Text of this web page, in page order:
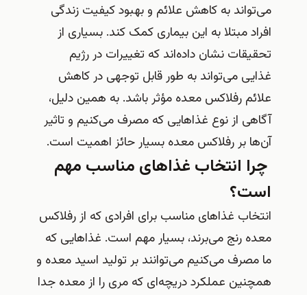
می‌تواند به کاهش علائم و بهبود کیفیت زندگی
افراد مبتلا به این بیماری کمک کند. بسیاری از
تحقیقات نشان داده‌اند که تغییرات در رژیم
غذایی می‌تواند به طور قابل توجهی در کاهش
علائم رفلاکس معده مؤثر باشد. به همین دلیل،
آگاهی از نوع غذاهایی که مصرف می‌کنیم و تاثیر
آن‌ها بر رفلاکس معده بسیار حائز اهمیت است.
چرا انتخاب غذاهای مناسب مهم
است؟
انتخاب غذاهای مناسب برای افرادی که از رفلاکس
معده رنج می‌برند، بسیار مهم است. غذاهایی که
ما مصرف می‌کنیم می‌توانند بر تولید اسید معده و
همچنین عملکرد دریچه‌ای که مری را از معده جدا